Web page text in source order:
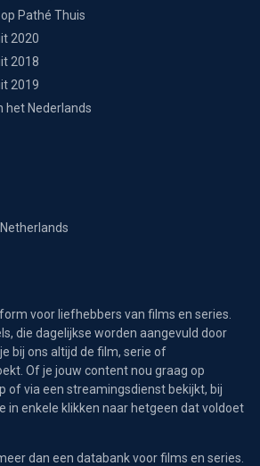
Pathé Thuis
2020
2018
2019
het Nederlands
voor liefhebbers van films en series.
die dagelijkse worden aangevuld door
bij ons altijd de film, serie of
Of je jouw content nou graag op
of via een streamingsdienst bekijkt, bij
in enkele klikken naar hetgeen dat voldoet
dan een databank voor films en series.